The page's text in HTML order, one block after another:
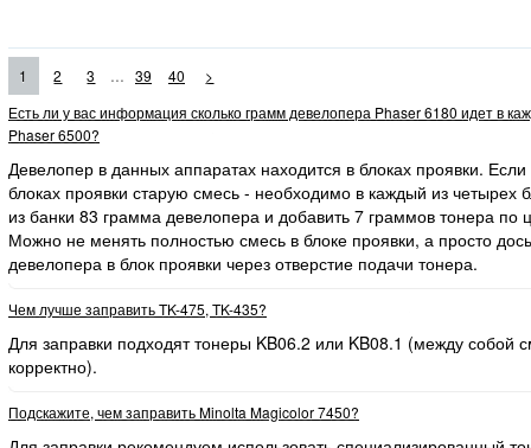
1 2 3 ... 39 40
>
Есть ли у вас информация сколько грамм девелопера Phaser 6180 идет в
Phaser 6500?
Девелопер в данных аппаратах находится в блоках проявки.
блоках проявки старую смесь - необходимо в каждый из четырех
из банки 83 грамма девелопера и добавить 7 граммов тонера по
Можно не менять полностью смесь в блоке проявки, а просто
девелопера в блок проявки через отверстие подачи тонера.
Чем лучше заправить TK-475, TK-435?
Для заправки подходят тонеры KB06.2 или KB08.1 (между собой
корректно).
Подскажите, чем заправить Minolta Magicolor 7450?